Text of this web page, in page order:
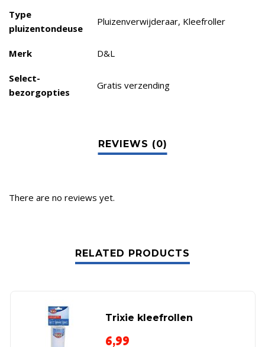
Type
pluizentondeuse
Pluizenverwijderaar, Kleefroller
Merk D&L
Select-
bezorgopties
Gratis verzending
There are no reviews yet.
RELATED PRODUCTS
Trixie kleefrollen
6,99